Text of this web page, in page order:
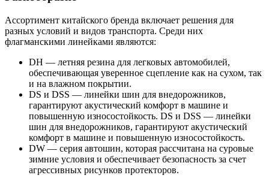
Ассортимент китайского бренда включает решения для
разных условий и видов транспорта. Среди них
флагманскими линейками являются:
DH — летняя резина для легковых автомобилей,
обеспечивающая уверенное сцепление как на сухом, так
и на влажном покрытии.
DS и DSS — линейки шин для внедорожников,
гарантируют акустический комфорт в машине и
повышенную износостойкость. DS и DSS — линейки
шин для внедорожников, гарантируют акустический
комфорт в машине и повышенную износостойкость.
DW — серия автошин, которая рассчитана на суровые
зимние условия и обеспечивает безопасность за счет
агрессивных рисунков протекторов.